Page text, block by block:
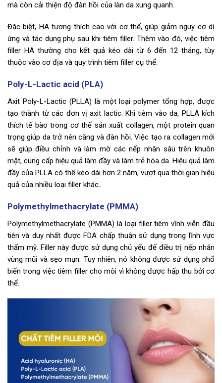
mà còn cải thiện độ đàn hồi của làn da xung quanh.
Đặc biệt, HA tương thích cao với cơ thể, giúp giảm nguy cơ dị
ứng và tác dụng phụ sau khi tiêm filler. Thêm vào đó, việc tiêm
filler HA thường cho kết quả kéo dài từ 6 đến 12 tháng, tùy
thuộc vào cơ địa và quy trình tiêm filler cụ thể.
Poly-L-Lactic acid (PLA)
Axit Poly-L-Lactic (PLLA) là một loại polymer tổng hợp, được
tạo thành từ các đơn vị axit lactic. Khi tiêm vào da, PLLA kích
thích tế bào trong cơ thể sản xuất collagen, một protein quan
trọng giúp da trở nên căng và đàn hồi. Việc tạo ra collagen mới
sẽ giúp điều chỉnh và làm mờ các nếp nhăn sâu trên khuôn
mặt, cung cấp hiệu quả làm đầy và làm trẻ hóa da. Hiệu quả làm
đầy của PLLA có thể kéo dài hơn 2 năm, vượt qua thời gian hiệu
quả của nhiều loại filler khác..
Polymethylmethacrylate (PMMA)
Polymethylmethacrylate (PMMA) là loại filler tiêm vĩnh viễn đầu
tiên và duy nhất được FDA chấp thuận sử dụng trong lĩnh vực
thẩm mỹ. Filler này được sử dụng chủ yếu để điều trị nếp nhăn
vùng mũi và sẹo mụn. Tuy nhiên, nó không được sử dụng phổ
biến trong việc tiêm filler cho môi vì không được hấp thu bởi cơ
thể.